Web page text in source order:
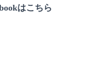
はこちら